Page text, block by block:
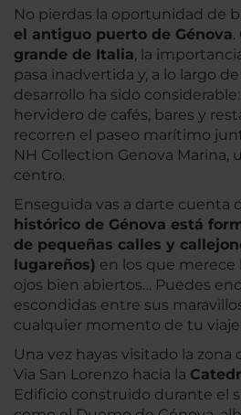
No pierdas la oportunidad de
el antiguo puerto de Génova.
grande de Italia, la
pasa inadvertida y, a lo largo de
desarrollo ha sido
hervidero de cafés, bares y
recorren el paseo marítimo
NH Collection Genova Marina,
centro.
Enseguida vas a darte cuenta
histórico de Génova está
de pequeñas calles y
lugareños) en los que
ojos bien abiertos… Puedes
escondidas entre sus
cualquier momento de tu viaje.
Una vez hayas visitado la
Via San Lorenzo hacia la
Edificio construido durante el